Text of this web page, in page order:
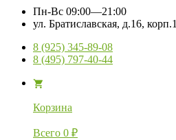
Пн-Вс 09:00—21:00
ул. Братиславская, д.16, корп.1
8 (925) 345-89-08
8 (495) 797-40-44
Корзина
Всего 0 ₽